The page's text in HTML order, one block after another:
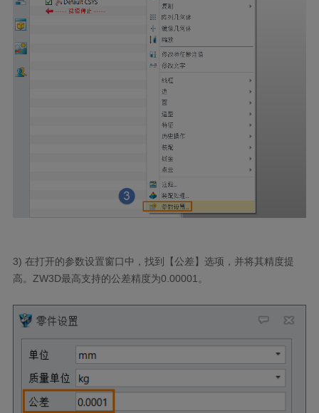
3) 在打开的参数设置窗口中，找到【公差】选项，并将其精度提
高。ZW3D最高支持的公差精度为0.00001。